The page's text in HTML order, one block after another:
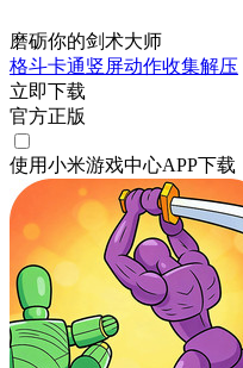
磨砺你的剑术大师
格斗卡通竖屏动作收集解压
立即下载
官方正版
使用小米游戏中心APP下载